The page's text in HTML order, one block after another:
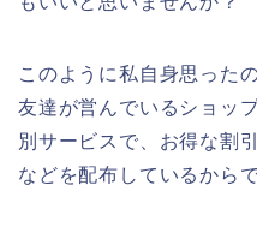
このように私自身思った
友達が営んでいるショッ
別サービスで、お得な割
などを配布しているからで